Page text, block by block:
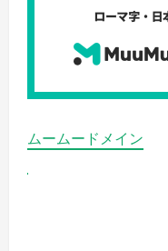
い
ムームードメイン